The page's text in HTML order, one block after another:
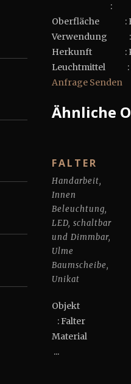
:
Oberfläche :
Verwendung :
Herkunft :
Leuchtmittel :
Anfrage Senden
Ähnliche
FALTER
Handarbeit,
Innen
Beleuchtung,
LED, schaltbar
und Dimmbar,
Ulme
Baumscheibe,
Unikat
Objekt
: Falter
Material
...